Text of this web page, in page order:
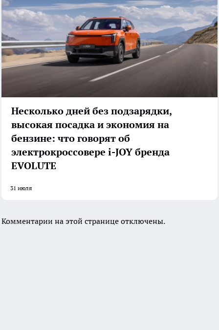
Несколько дней без подзарядки,
высокая посадка и экономия на
бензине: что говорят об
электрокроссовере i-JOY бренда
EVOLUTE
31 июля
Комментарии на этой странице отключены.